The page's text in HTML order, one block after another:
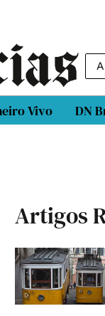
Vivo DN
Artigos